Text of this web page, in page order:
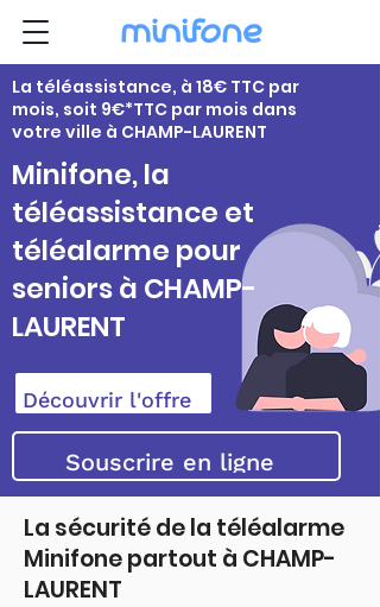
La téléassistance, à 18€ TTC par
mois, soit 9€*TTC par mois dans
votre ville à CHAMP-LAURENT
Minifone, la
téléassistance et
téléalarme pour
seniors à CHAMP-
LAURENT
Découvrir l'offre
Souscrire en ligne
La sécurité de la téléalarme
Minifone partout à CHAMP-
LAURENT